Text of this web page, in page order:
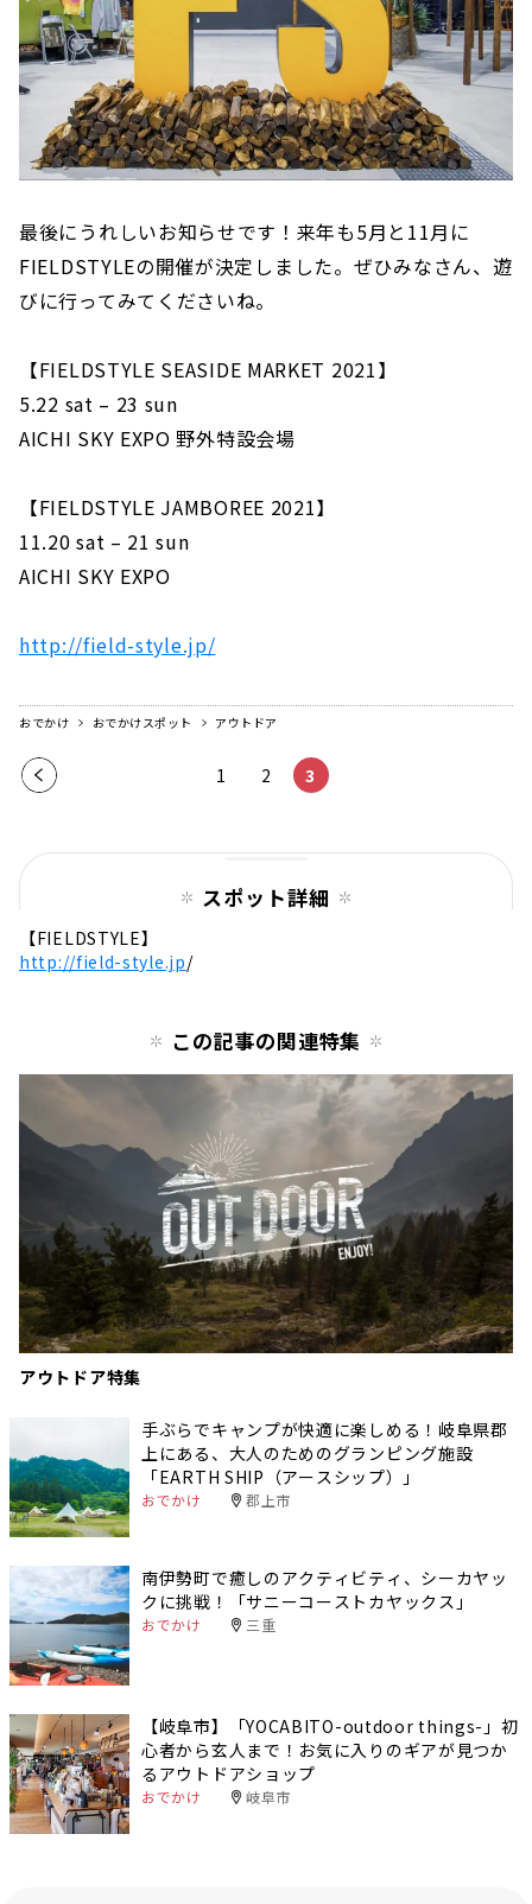
最後にうれしいお知らせです！来年も5月と11月に
FIELDSTYLEの開催が決定しました。ぜひみなさん、遊
びに行ってみてくださいね。
【FIELDSTYLE SEASIDE MARKET 2021】
5.22 sat – 23 sun
AICHI SKY EXPO 野外特設会場
【FIELDSTYLE JAMBOREE 2021】
11.20 sat – 21 sun
AICHI SKY EXPO
http://field-style.jp/
おでかけ おでかけスポット アウトドア
前の
1 2 3
スポット詳細
【FIELDSTYLE】
http://field-style.jp/
この記事の関連特集
アウトドア特集
手ぶらでキャンプが快適に楽しめる！岐阜県郡
上にある、大人のためのグランピング施設
「EARTH SHIP（アースシップ）」
おでかけ 郡上市
南伊勢町で癒しのアクティビティ、シーカヤッ
クに挑戦！「サニーコーストカヤックス」
おでかけ 三重
【岐阜市】「YOCABITO-outdoor things-」初
心者から玄人まで！お気に入りのギアが見つか
るアウトドアショップ
おでかけ 岐阜市